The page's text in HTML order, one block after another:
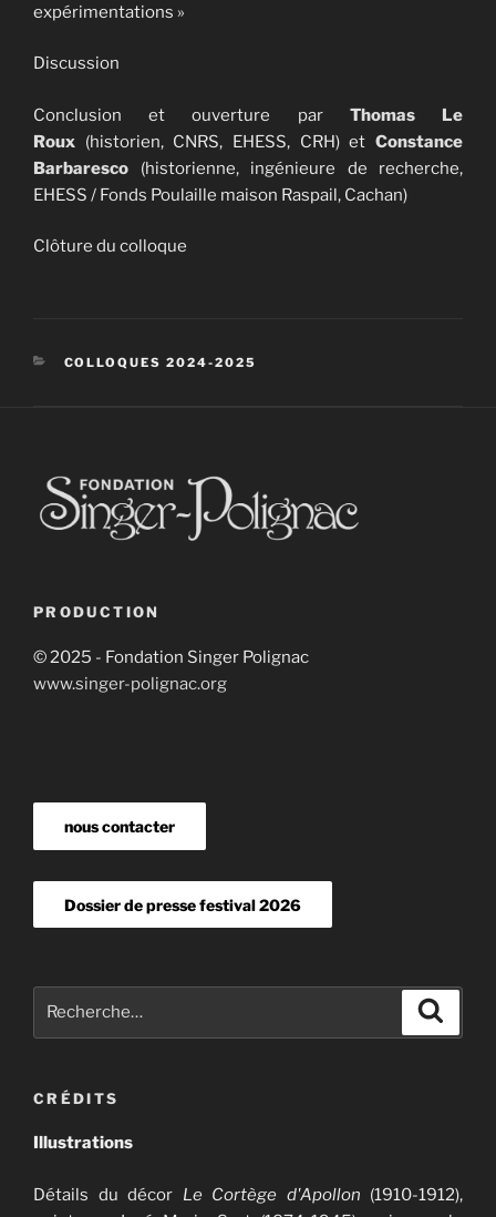
expérimentations »
Discussion
Conclusion et ouverture par Thomas Le
Roux (historien, CNRS, EHESS, CRH) et Constance
Barbaresco (historienne, ingénieure de recherche,
EHESS / Fonds Poulaille maison Raspail, Cachan)
Clôture du colloque
CATÉGORIES
COLLOQUES 2024-2025
PRODUCTION
© 2025 - Fondation Singer Polignac
www.singer-polignac.org
nous contacter
Dossier de presse festival 2026
CRÉDITS
Illustrations
Détails du décor Le Cortège d'Apollon (1910-1912),